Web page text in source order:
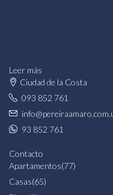
Leer más
Ciudad de la Costa
093 852 761
93 852 761
Contacto
Apartamentos(77)
Casas(65)